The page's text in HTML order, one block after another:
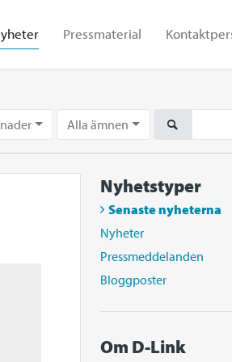
Pressmaterial
Alla ämnen
Nyhetstyper
Senaste nyheterna
Nyheter
Pressmeddelanden
Bloggposter
Om D-Link